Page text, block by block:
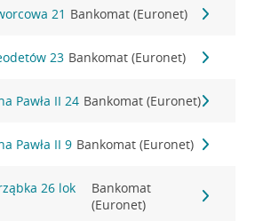
21 Bankomat (Euronet)
23 Bankomat (Euronet)
Pawła II 24 Bankomat (Euronet)
Pawła II 9 Bankomat (Euronet)
26 lok
Bankomat
(Euronet)